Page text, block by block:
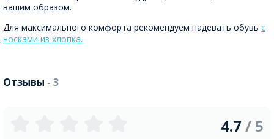
вашим образом.
Для максимального комфорта рекомендуем надевать обувь с
носками из хлопка.
Отзывы - 3
4.7 / 5